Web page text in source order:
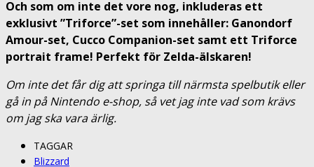
Och som om inte det vore nog, inkluderas ett
exklusivt ”Triforce”-set som innehåller: Ganondorf
Amour-set, Cucco Companion-set samt ett Triforce
portrait frame! Perfekt för Zelda-älskaren!
Om inte det får dig att springa till närmsta spelbutik eller
gå in på Nintendo e-shop, så vet jag inte vad som krävs
om jag ska vara ärlig.
TAGGAR
Blizzard